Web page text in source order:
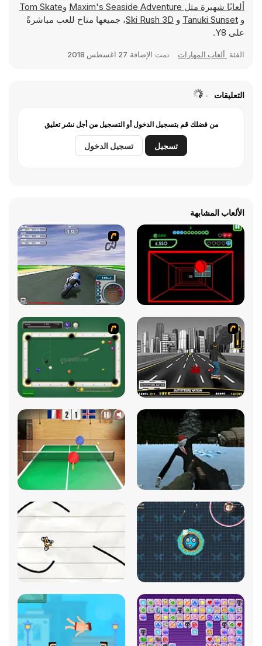
ألعابًا شهيرة مثل Maxim's Seaside Adventure وTom Skate
و Tanuki Sunset و Ski Rush 3D، جميعها متاح للعب مباشرةً
على Y8.
الفئة ألعاب المهارات تمت الإضافة 27 اغسطس 2018
التعليقات
من فضلك قم بتسجيل الدخول أو التسجيل من أجل نشر تعليق
تسجيل تسجيل الدخول
الألعاب المشابهة